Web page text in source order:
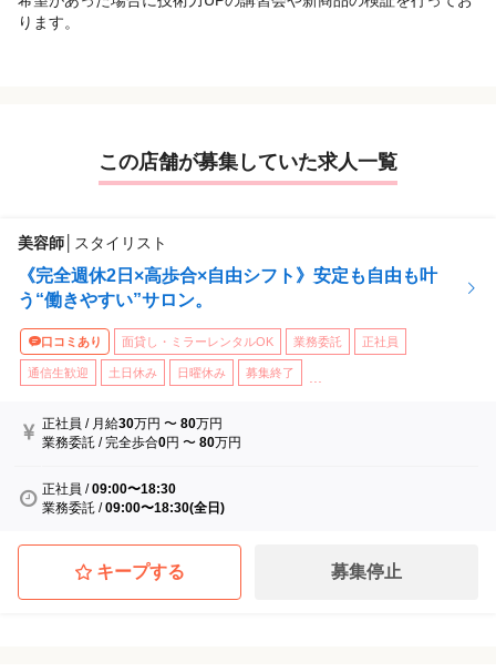
・木内さん（Aシフト/月収52万円）
自分のペースで出勤することができるので、プライベートの時間
も大切にすることができます。
ります。
この店舗が募集していた求人一覧
美容師 スタイリスト
《完全週休2日×高歩合×自由シフト》安定も自由も叶
う“働きやすい”サロン。
口コミあり 面貸し・ミラーレンタルOK 業務委託 正社員
通信生歓迎 土日休み 日曜休み 募集終了
正社員 / 月給30万円 〜80万円
業務委託 /完全歩合0円 〜80万円
正社員 /09:00〜18:30
業務委託 /09:00〜18:30(全日)
キープする 募集停止